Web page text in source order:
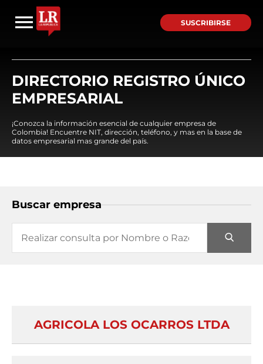
SUSCRIBIRSE
DIRECTORIO REGISTRO ÚNICO
EMPRESARIAL
¡Conozca la información esencial de cualquier empresa de
Colombia! Encuentre NIT, dirección, teléfono, y mas en la base de
datos empresarial mas grande del país.
Buscar empresa
AGRICOLA LOS OCARROS LTDA